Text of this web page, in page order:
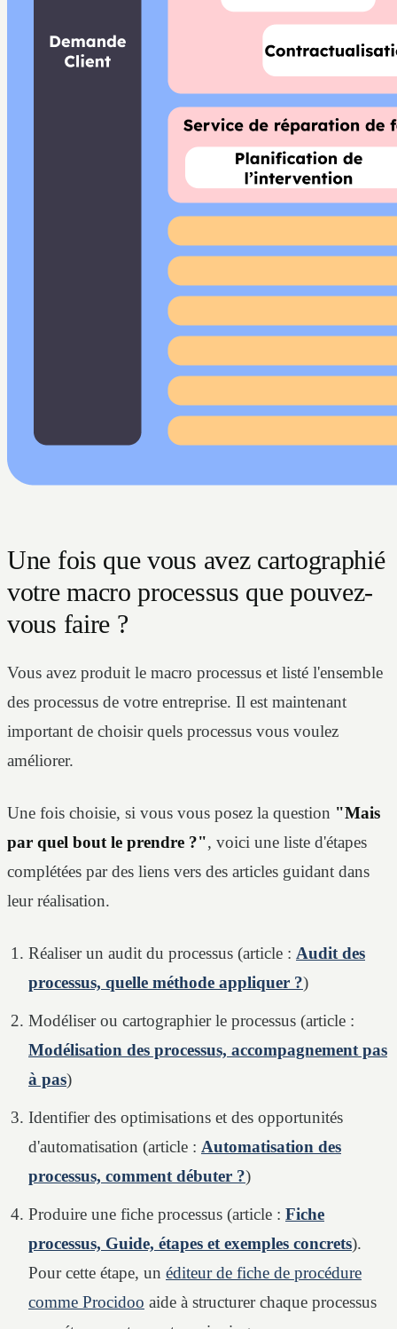
Une fois que vous avez cartographié
votre macro processus que pouvez-
vous faire ?
Vous avez produit le macro processus et listé l'ensemble
des processus de votre entreprise. Il est maintenant
important de choisir quels processus vous voulez
améliorer.
Une fois choisie, si vous vous posez la question "Mais
par quel bout le prendre ?", voici une liste d'étapes
complétées par des liens vers des articles guidant dans
leur réalisation.
Réaliser un audit du processus (article : Audit des
processus, quelle méthode appliquer ?)
Modéliser ou cartographier le processus (article :
Modélisation des processus, accompagnement pas
à pas)
Identifier des optimisations et des opportunités
d'automatisation (article : Automatisation des
processus, comment débuter ?)
Produire une fiche processus (article : Fiche
processus, Guide, étapes et exemples concrets).
Pour cette étape, un éditeur de fiche de procédure
comme Procidoo aide à structurer chaque processus